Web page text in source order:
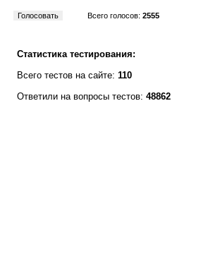
Всего голосов: 2555
Статистика тестирования:
Всего тестов на сайте: 110
Ответили на вопросы тестов: 48862